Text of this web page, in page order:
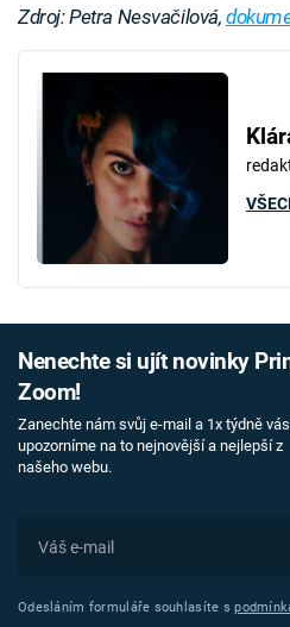
Zdroj: Petra Nesvačilová,
Nenechte si ujít novinky
Zoom!
Zanechte nám svůj e-mail a 1x týdně vás
upozorníme na to nejnovější a nejlepší z
našeho webu.
Odesláním formuláře souhlasíte s